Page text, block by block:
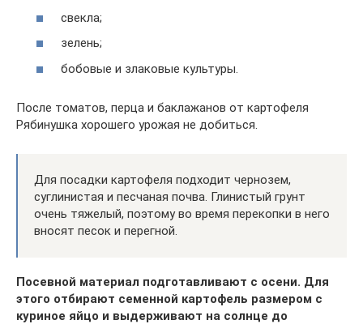
свекла;
зелень;
бобовые и злаковые культуры.
После томатов, перца и баклажанов от картофеля
Рябинушка хорошего урожая не добиться.
Для посадки картофеля подходит чернозем,
суглинистая и песчаная почва. Глинистый грунт
очень тяжелый, поэтому во время перекопки в него
вносят песок и перегной.
Посевной материал подготавливают с осени. Для
этого отбирают семенной картофель размером с
куриное яйцо и выдерживают на солнце до